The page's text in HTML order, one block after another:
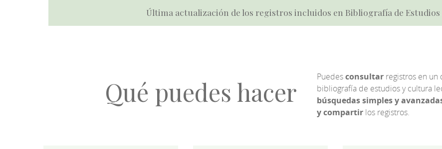
Última actualización de los registros incluidos en Bibliografía de Estudios
Qué puedes hacer Puedesconsultarregistros en un
bibliografía de estudios y cultura
búsquedas simples y
y compartirlos registros.